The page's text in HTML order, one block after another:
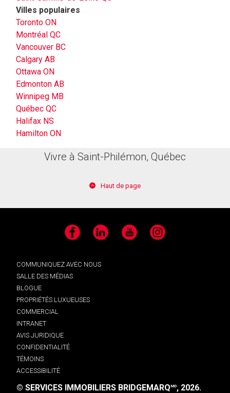
Villes populaires
Toronto ON
Montréal QC
Vancouver BC
Calgary AB
Ottawa ON
Edmonton AB
Winnipeg MB
Québec QC
Halifax NS
Hamilton ON
Vivre à Saint-Philémon, Québec
Haut de page
Facebook LinkedIn YouTube Instagram
COMMUNIQUEZ AVEC NOUS
SALLE DES MÉDIAS
BLOGUE
PROPRIÉTÉS LUXUEUSES
COMMERCIAL
INTRANET
AVIS JURIDIQUE
CONFIDENTIALITÉ
TÉMOINS
ACCESSIBILITÉ
© SERVICES IMMOBILIERS BRIDGEMARQMD, 2026.